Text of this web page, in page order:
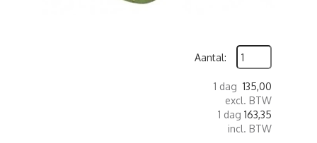
Aantal:
1 dag 135,00
excl. BTW
1 dag 163,35
incl. BTW